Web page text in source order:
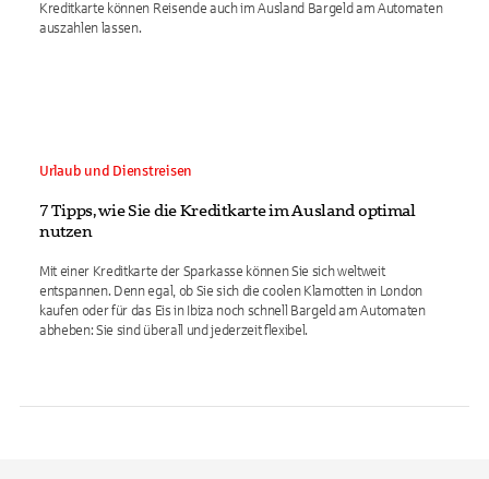
Kreditkarte können Reisende auch im Ausland Bargeld am Automaten
auszahlen lassen.
Urlaub und Dienstreisen
7 Tipps, wie Sie die Kreditkarte im Ausland optimal
nutzen
Mit einer Kreditkarte der Sparkasse können Sie sich weltweit
entspannen. Denn egal, ob Sie sich die coolen Klamotten in London
kaufen oder für das Eis in Ibiza noch schnell Bargeld am Automaten
abheben: Sie sind überall und jederzeit flexibel.